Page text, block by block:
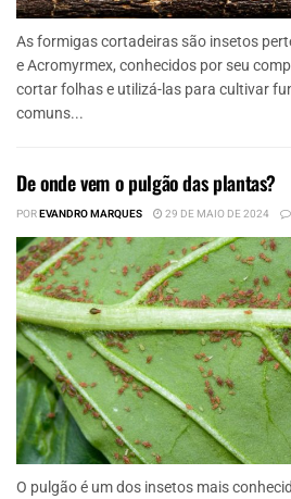
As formigas cortadeiras são insetos
e Acromyrmex, conhecidos por seu
cortar folhas e utilizá-las para cultivar
comuns...
De onde vem o pulgão das plantas?
POREVANDRO MARQUES 29 DE MAIO DE 2024
O pulgão é um dos insetos mais